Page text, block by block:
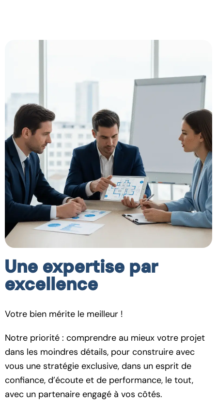
Une expertise par
excellence
Votre bien mérite le meilleur !
Notre priorité : comprendre au mieux votre projet
dans les moindres détails, pour construire avec
vous une stratégie exclusive, dans un esprit de
confiance, d’écoute et de performance, le tout,
avec un partenaire engagé à vos côtés.